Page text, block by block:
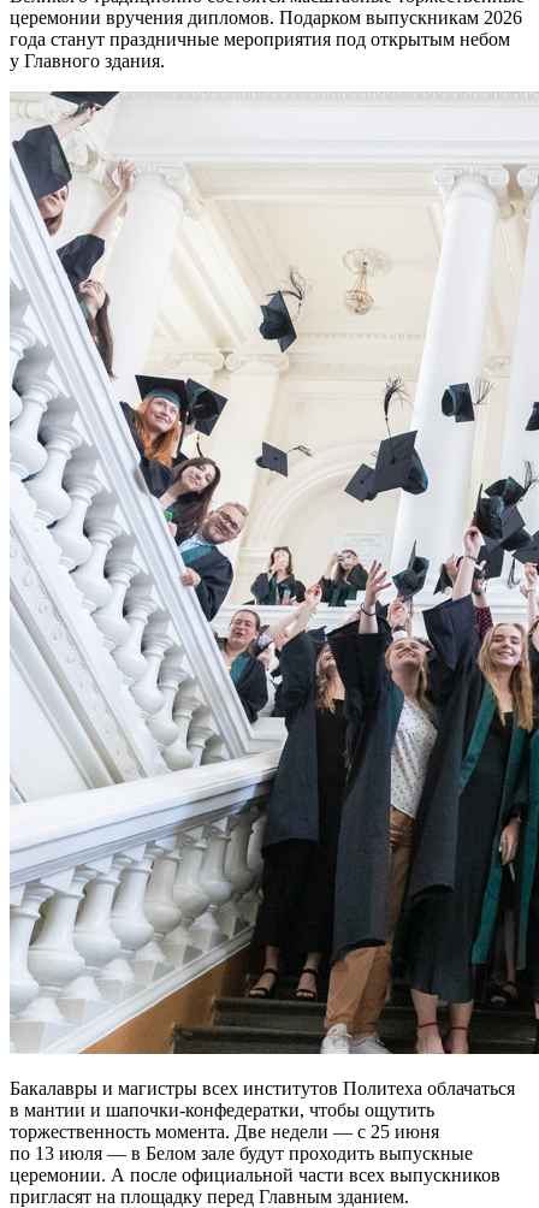
церемонии вручения дипломов. Подарком выпускникам 2026
года станут праздничные мероприятия под открытым небом
у Главного здания.
Бакалавры и магистры всех институтов Политеха облачаться
в мантии и шапочки-конфедератки, чтобы ощутить
торжественность момента. Две недели — с 25 июня
по 13 июля — в Белом зале будут проходить выпускные
церемонии. А после официальной части всех выпускников
пригласят на площадку перед Главным зданием.